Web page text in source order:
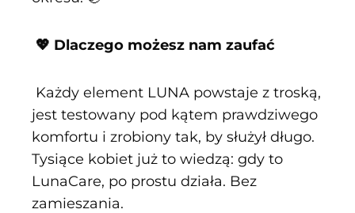
💖 Dlaczego możesz nam zaufać
Każdy element LUNA powstaje z troską,
jest testowany pod kątem prawdziwego
komfortu i zrobiony tak, by służył długo.
Tysiące kobiet już to wiedzą: gdy to
LunaCare, po prostu działa. Bez
zamieszania.